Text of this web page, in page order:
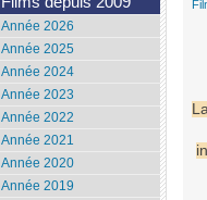
Année 2026
Année 2025
Année 2024
Année 2023
Année 2022
Année 2021
Année 2020
Année 2019